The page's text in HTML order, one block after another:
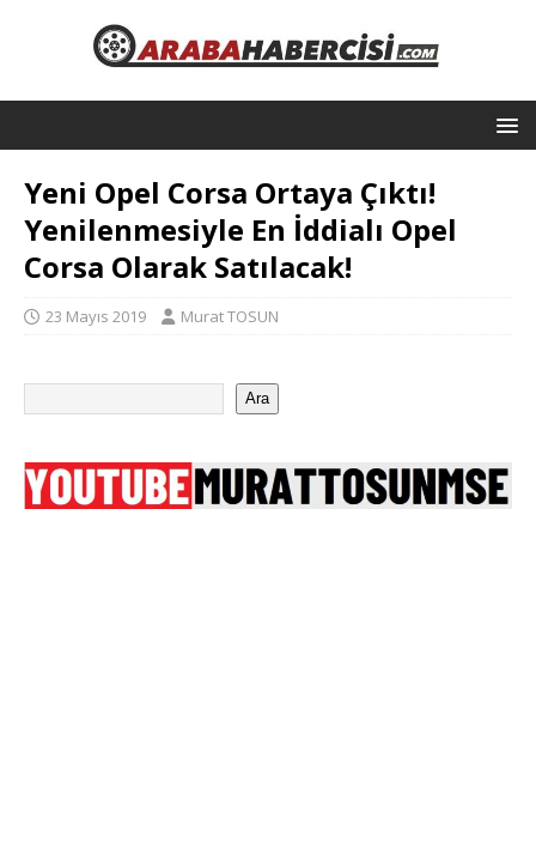
Yeni Opel Corsa Ortaya Çıktı!
Yenilenmesiyle En İddialı Opel
Corsa Olarak Satılacak!
23 Mayıs 2019 Murat TOSUN
Ara